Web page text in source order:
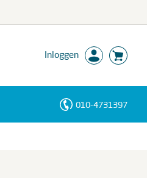
Inloggen
010-4731397